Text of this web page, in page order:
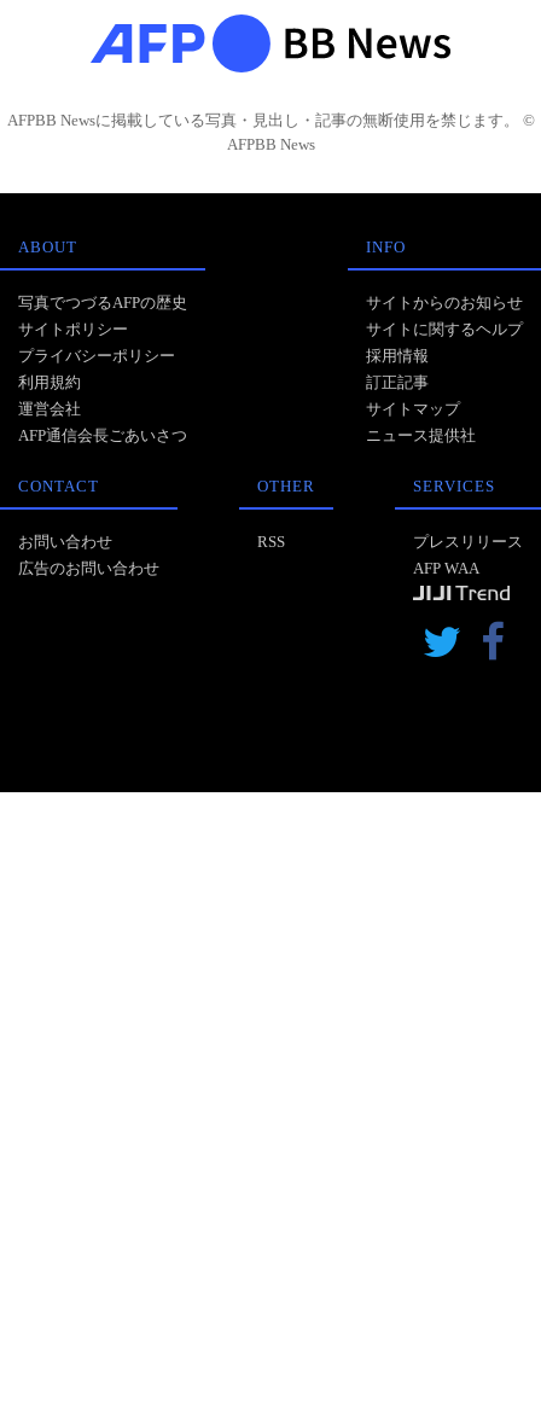
AFPBB Newsに掲載している写真・見出し・記事の無断使用を禁じます。 ©
AFPBB News
ABOUT
写真でつづるAFPの歴史
サイトポリシー
プライバシーポリシー
利用規約
運営会社
AFP通信会長ごあいさつ
INFO
サイトからのお知らせ
サイトに関するヘルプ
採用情報
訂正記事
サイトマップ
ニュース提供社
CONTACT
お問い合わせ
広告のお問い合わせ
OTHER
RSS
SERVICES
プレスリリース
AFP WAA